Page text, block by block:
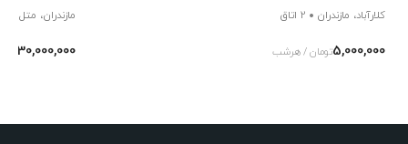
کلارآباد، مازندران 2 اتاق
5,000,000تومان / هرشب
مازندران، متل قو
30,000,000